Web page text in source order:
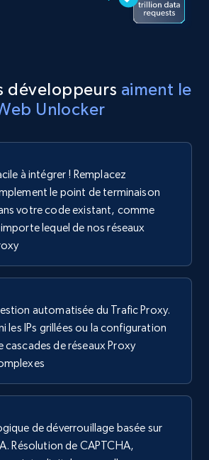
développeurs aiment le
Unlocker
à intégrer ! Remplacez
le point de terminaison
votre code existant, comme
lequel de nos réseaux
automatisée du Trafic Proxy.
les IPs grillées ou la configuration
cascades de réseaux Proxy
de déverrouillage basée sur
Résolution de CAPTCHA,